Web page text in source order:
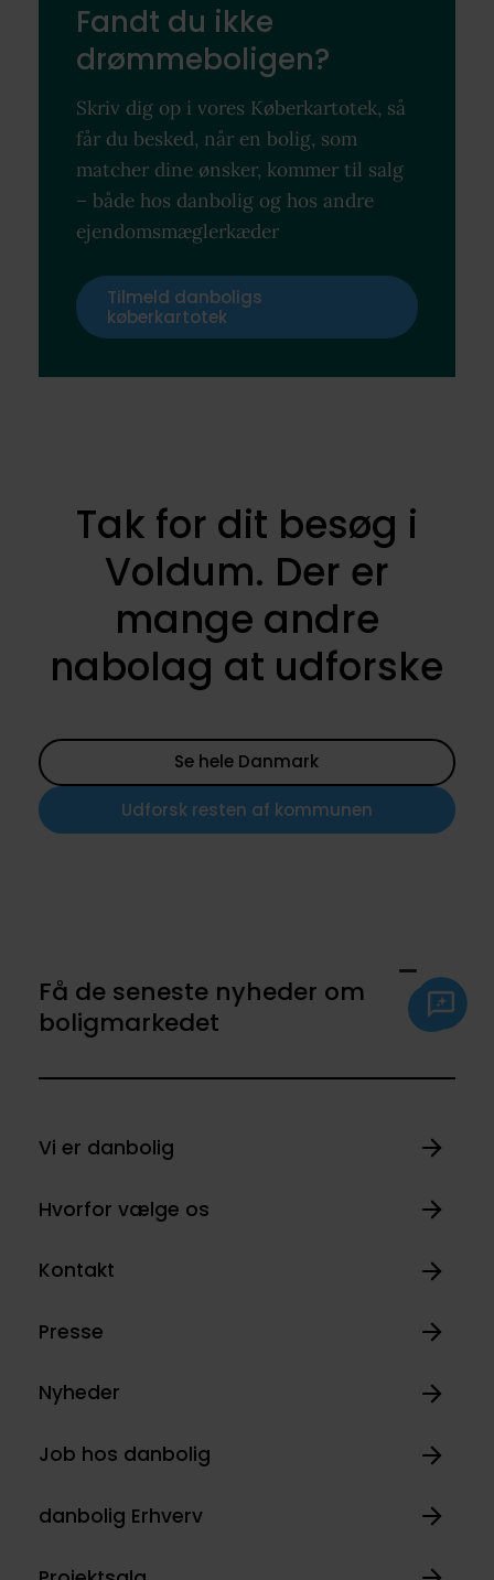
Fandt du ikke
drømmeboligen?
Skriv dig op i vores Køberkartotek, så
får du besked, når en bolig, som
matcher dine ønsker, kommer til salg
– både hos danbolig og hos andre
ejendomsmæglerkæder
Tilmeld danboligs
køberkartotek
Tak for dit besøg i
Voldum. Der er
mange andre
nabolag at udforske
Se hele Danmark
Udforsk resten af kommunen
Få de seneste nyheder om
boligmarkedet
Vi er danbolig
Hvorfor vælge os
Kontakt
Presse
Nyheder
Job hos danbolig
danbolig Erhverv